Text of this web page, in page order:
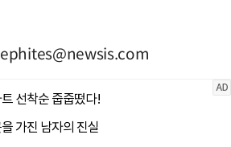
ephites@newsis.com